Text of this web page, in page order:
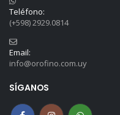
Teléfono:
(+598) 2929.0814
Email:
info@orofino.com.uy
SÍGANOS